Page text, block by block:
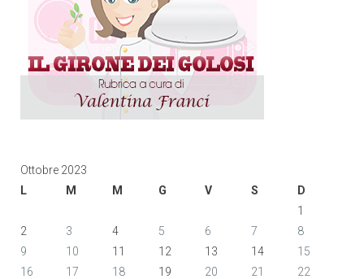
Ottobre 2023
L
M M G V S
D
1
2
3 4 5 6 7
8
9
10 11 12 13 14
15
16
17 18 19 20 21
22